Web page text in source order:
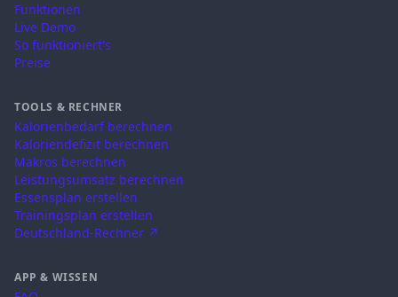
Funktionen
Live Demo
So funktioniert's
Preise
TOOLS & RECHNER
Kalorienbedarf berechnen
Kaloriendefizit berechnen
Makros berechnen
Leistungsumsatz berechnen
Essensplan erstellen
Trainingsplan erstellen
Deutschland-Rechner ↗
APP & WISSEN